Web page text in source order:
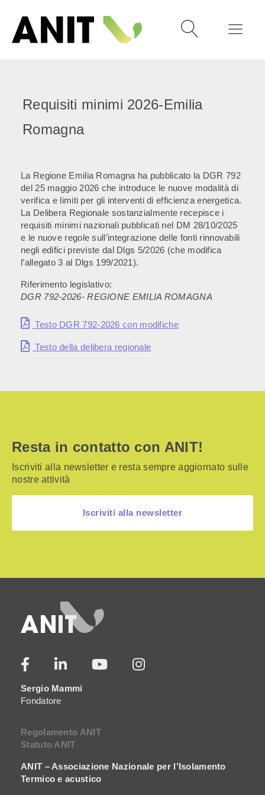
Requisiti minimi 2026-Emilia
Romagna
La Regione Emilia Romagna ha pubblicato la DGR 792
del 25 maggio 2026 che introduce le nuove modalità di
verifica e limiti per gli interventi di efficienza energetica.
La Delibera Regionale sostanzialmente recepisce i
requisiti minimi nazionali pubblicati nel DM 28/10/2025
e le nuove regole sull’integrazione delle fonti rinnovabili
negli edifici previste dal Dlgs 5/2026 (che modifica
l’allegato 3 al Dlgs 199/2021).
Riferimento legislativo:
DGR 792-2026- REGIONE EMILIA ROMAGNA
Testo DGR 792-2026 con modifiche
Testo della delibera regionale
Resta in contatto con ANIT!
Iscriviti alla newsletter e resta sempre aggiornato sulle
nostre attività
Iscriviti alla newsletter
Sergio Mammi
Fondatore
Regolamento ANIT
Statuto ANIT
ANIT – Associazione Nazionale per l’Isolamento
Termico e acustico